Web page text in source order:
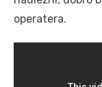
operatera.